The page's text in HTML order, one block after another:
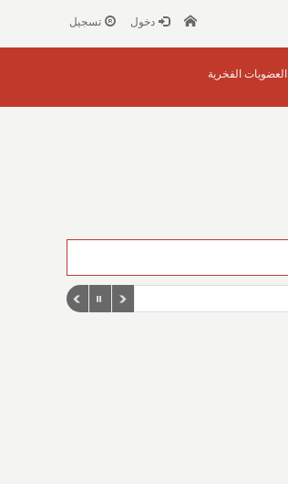
دخول تسجيل
العضويات الفخرية